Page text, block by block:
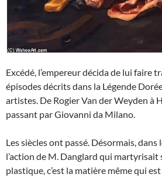
Excédé, l’empereur décida de lui faire
épisodes décrits dans la Légende
artistes. De Rogier Van der Weyden à
passant par Giovanni da Milano.
Les siècles ont passé. Désormais,
l’action de M. Danglard qui martyrisait
plastique, c’est la matière même qui